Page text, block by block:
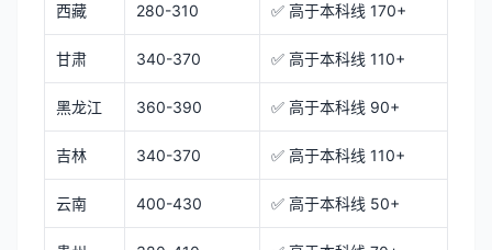
西藏 280-310 ✅ 高于本科线 170+
甘肃 340-370 ✅ 高于本科线 110+
黑龙江 360-390 ✅ 高于本科线 90+
吉林 340-370 ✅ 高于本科线 110+
云南 400-430 ✅ 高于本科线 50+